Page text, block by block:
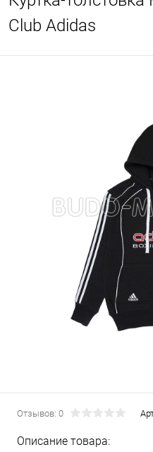
Club Adidas
Отзывов: 0
Описание товара: